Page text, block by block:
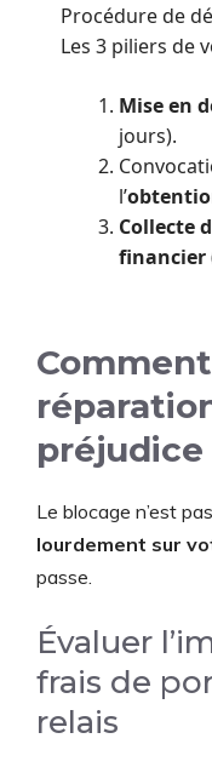
Procédure de
Les 3 piliers de
Mise en
jours).
l’
Collecte
financier
Le blocage n’est
lourdement sur
passe.
Évaluer
frais de
relais